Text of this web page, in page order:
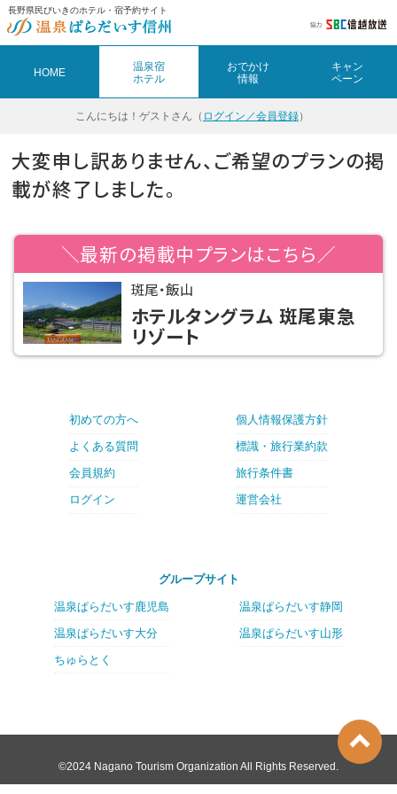
長野県民びいきのホテル・宿予約サイト
HOME
温泉宿
ホテル
おでかけ
情報
キャン
ペーン
こんにちは！ ゲストさん（ ログイン／会員登録）
大変申し訳ありません、ご希望のプランの掲
載が終了しました。
＼最新の掲載中プランはこちら／
斑尾・飯山
ホテルタングラム 斑尾東急
リゾート
初めての方へ
よくある質問
会員規約
ログイン
個人情報保護方針
標識・旅行業約款
旅行条件書
運営会社
グループサイト
温泉ぱらだいす鹿児島
温泉ぱらだいす大分
ちゅらとく
温泉ぱらだいす静岡
温泉ぱらだいす山形
©2024 Nagano Tourism Organization All Rights Reserved.